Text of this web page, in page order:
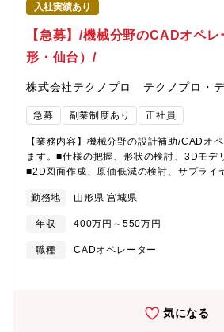
入社実績あり
【急募】/機械分野のCADオペ
形・仙台）/
株式会社テクノプロ テクノプロ・
急募 副業制度あり 正社員
【業務内容】機械分野の設計補助/CADオ
ます。■仕様の把握、形状の検討、3Dモデ
■2D図面作成、原価低減の検討、サプライ
計（3Dモデリング、2D図面作成含む）・
3DCAD,2DCADを使用)・電子部品製造装
作業（3D CAD図面データ）
勤務地 山形県 宮城県
年収 400万円～550万円
職種
CADオペレーター
気になる